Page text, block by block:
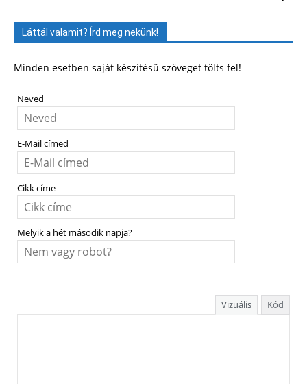
Láttál valamit? Írd meg nekünk!
Minden esetben saját készítésű szöveget tölts fel!
Neved
E-Mail címed
Cikk címe
Melyik a hét második napja?
Vizuális Kód